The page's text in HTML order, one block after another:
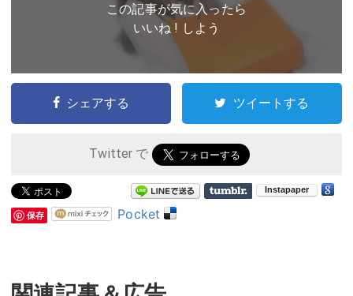
この記事が気に入ったら
いいね ! しよう
シェアする ツイートする
Twitter で
保存 Pocket